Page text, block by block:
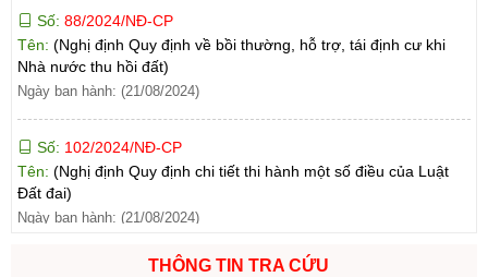
Nhà nước thu hồi đất)
Ngày ban hành: (21/08/2024)
Số:
102/2024/NĐ-CP
Đất đai)
Ngày ban hành: (21/08/2024)
(Nghị định Quy định về tiền sử dụng đất, tiền thuê đất)
THÔNG TIN TRA CỨU